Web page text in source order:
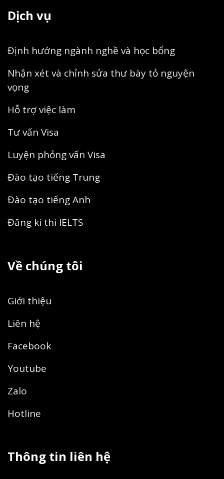
Dịch vụ
Định hướng ngành nghề và học bổng
Nhận xét và chỉnh sửa thư bày tỏ nguyện
vọng
Hỗ trợ việc làm
Tư vấn Visa
Luyện phỏng vấn Visa
Đào tạo tiếng Trung
Đào tạo tiếng Anh
Đăng kí thi IELTS
Về chúng tôi
Giới thiệu
Liên hệ
Facebook
Youtube
Zalo
Hotline
Thông tin liên hệ